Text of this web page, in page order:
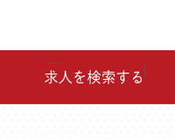
求人を検索する